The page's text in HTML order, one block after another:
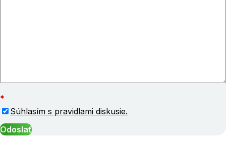
Súhlasím s pravidlami diskusie.